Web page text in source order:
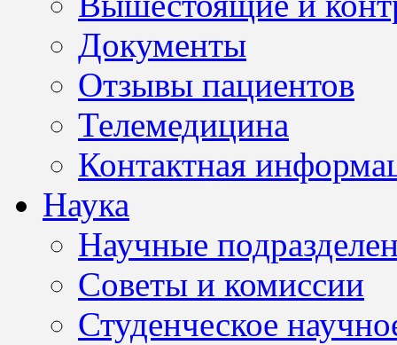
Документы
Отзывы пациентов
Телемедицина
Контактная
Наука
Научные
Советы и комиссии
Студенческое